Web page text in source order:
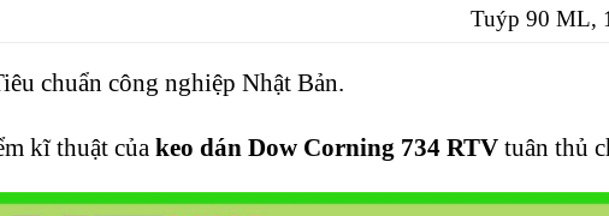
Tuýp 90 ML,
chuẩn công nghiệp Nhật Bản.
kĩ thuật của keo dán Dow Corning 734 RTV tuân thủ